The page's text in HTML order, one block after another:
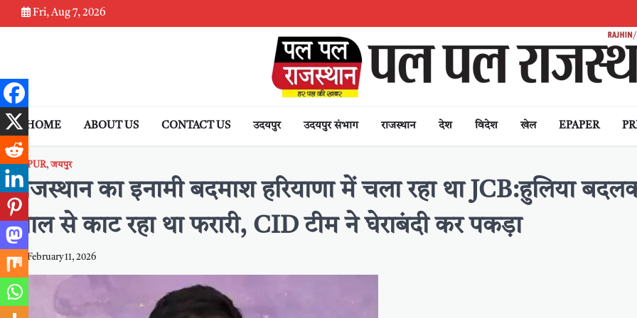
Skip
to
Fri, Aug 7, 2026
HOME ABOUT US CONTACT US उदयपुर उदयपुर संभाग राजस्थान देश विदेश खेल EPAPER
JAIPUR,जयपुर
राजस्थान का इनामी बदमाश हरियाणा में चला रहा था JCB:हुलिया
साल से काट रहा था फरारी, CID टीम ने घेराबंदी कर पकड़ा
February 11, 2026